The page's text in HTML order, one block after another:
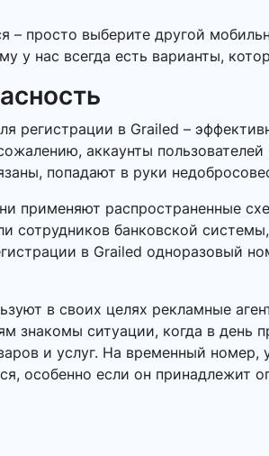
– просто выберите другой
у нас всегда есть варианты,
регистрации в Grailed –
аккаунты
попадают в руки
применяют распространенные
сотрудников банковской
в Grailed одноразовый
в своих целях рекламные
знакомы ситуации, когда в день
и услуг. На временный номер,
особенно если он принадлежит